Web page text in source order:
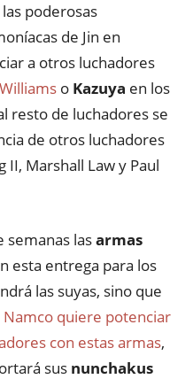
poderosas
de Jin en
a otros luchadores
o Kazuya en los
resto de luchadores se
de otros luchadores
II, Marshall Law y Paul
semanas lasarmas
esta entrega para los
las suyas, sino que
Namco quiere potenciar
con estas armas,
sus nunchakus